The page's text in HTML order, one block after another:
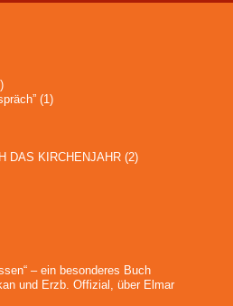
(1)
DAS KIRCHENJAHR(2)
– ein besonderes Buch
und Erzb. Offizial, über Elmar